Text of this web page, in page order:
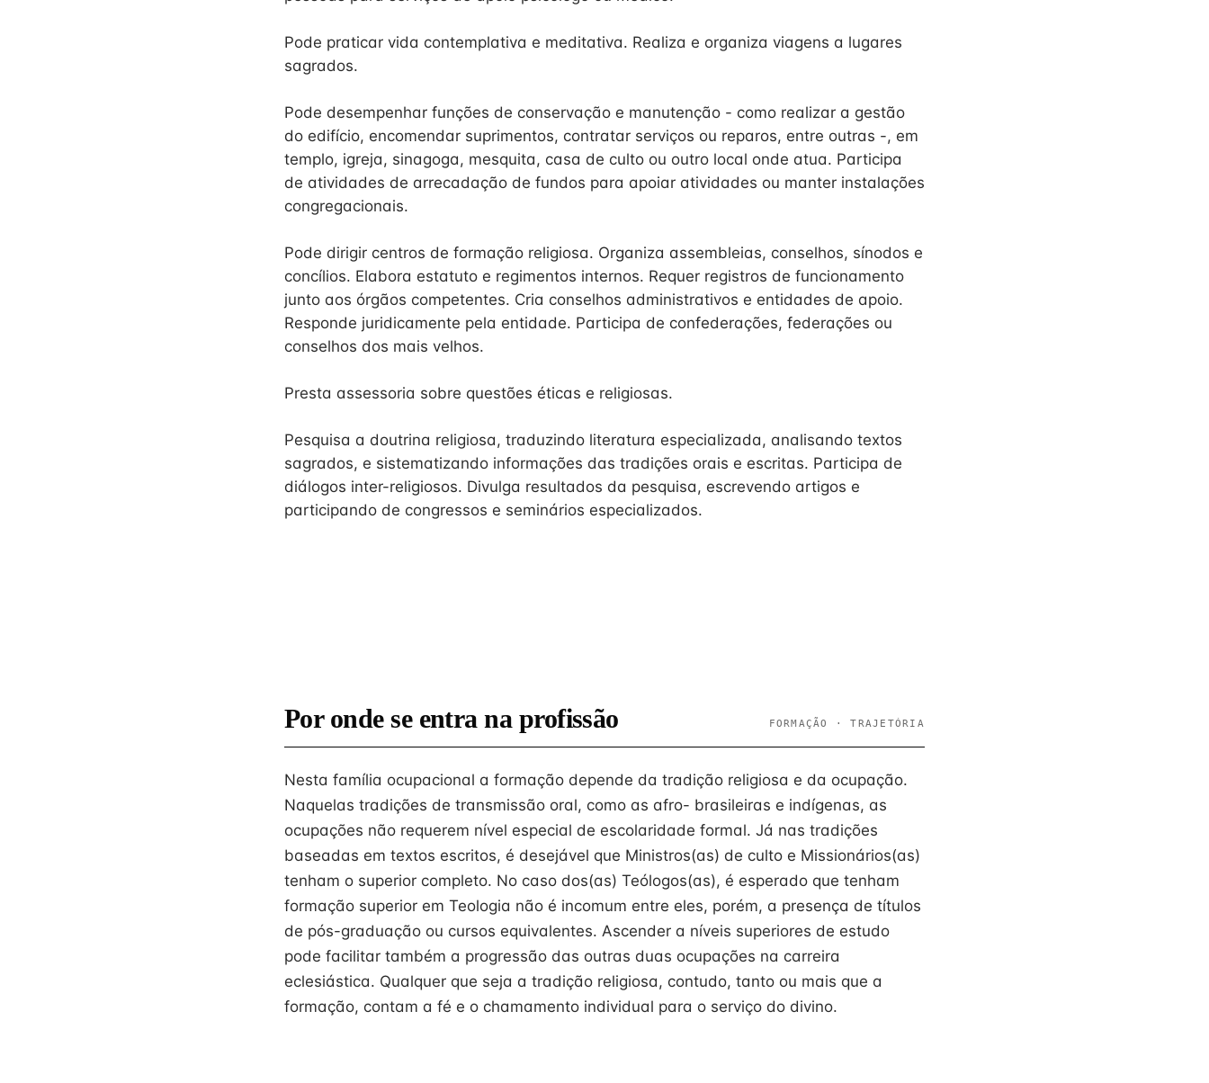
Pode praticar vida contemplativa e meditativa. Realiza e organiza viagens a lugares
sagrados.
Pode desempenhar funções de conservação e manutenção - como realizar a gestão
do edifício, encomendar suprimentos, contratar serviços ou reparos, entre outras -, em
templo, igreja, sinagoga, mesquita, casa de culto ou outro local onde atua. Participa
de atividades de arrecadação de fundos para apoiar atividades ou manter instalações
congregacionais.
Pode dirigir centros de formação religiosa. Organiza assembleias, conselhos, sínodos e
concílios. Elabora estatuto e regimentos internos. Requer registros de funcionamento
junto aos órgãos competentes. Cria conselhos administrativos e entidades de apoio.
Responde juridicamente pela entidade. Participa de confederações, federações ou
conselhos dos mais velhos.
Presta assessoria sobre questões éticas e religiosas.
Pesquisa a doutrina religiosa, traduzindo literatura especializada, analisando textos
sagrados, e sistematizando informações das tradições orais e escritas. Participa de
diálogos inter-religiosos. Divulga resultados da pesquisa, escrevendo artigos e
participando de congressos e seminários especializados.
Por onde se entra na profissão FORMAÇÃO · TRAJETÓRIA
Nesta família ocupacional a formação depende da tradição religiosa e da ocupação.
Naquelas tradições de transmissão oral, como as afro- brasileiras e indígenas, as
ocupações não requerem nível especial de escolaridade formal. Já nas tradições
baseadas em textos escritos, é desejável que Ministros(as) de culto e Missionários(as)
tenham o superior completo. No caso dos(as) Teólogos(as), é esperado que tenham
formação superior em Teologia não é incomum entre eles, porém, a presença de títulos
de pós-graduação ou cursos equivalentes. Ascender a níveis superiores de estudo
pode facilitar também a progressão das outras duas ocupações na carreira
eclesiástica. Qualquer que seja a tradição religiosa, contudo, tanto ou mais que a
formação, contam a fé e o chamamento individual para o serviço do divino.